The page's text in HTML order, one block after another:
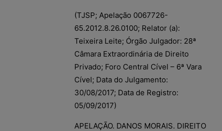
(TJSP; Apelação 0067726-
65.2012.8.26.0100; Relator (a):
Teixeira Leite; Órgão Julgador: 28ª
Câmara Extraordinária de Direito
Privado; Foro Central Cível – 6ª Vara
Cível; Data do Julgamento:
30/08/2017; Data de Registro:
05/09/2017)
APELAÇÃO. DANOS MORAIS. DIREITO